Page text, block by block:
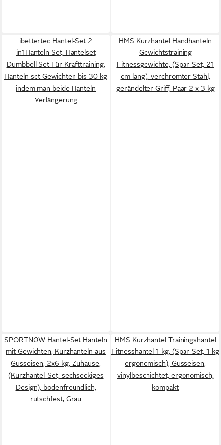
ibettertec Hantel-Set 2
in1Hanteln Set, Hantelset
Dumbbell Set Für Krafttraining,
Hanteln set Gewichten bis 30 kg
indem man beide Hanteln
Verlängerung
HMS Kurzhantel Handhanteln
Gewichtstraining
Fitnessgewichte, (Spar-Set, 21
cm lang), verchromter Stahl,
gerändelter Griff, Paar 2 x 3 kg
SPORTNOW Hantel-Set Hanteln
mit Gewichten, Kurzhanteln aus
Gusseisen, 2x6 kg, Zuhause,
(Kurzhantel-Set, sechseckiges
Design), bodenfreundlich,
rutschfest, Grau
HMS Kurzhantel Trainingshantel
Fitnesshantel 1 kg, (Spar-Set, 1 kg
ergonomisch), Gusseisen,
vinylbeschichtet, ergonomisch,
kompakt